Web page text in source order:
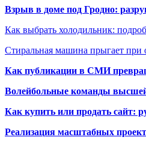
Взрыв в доме под Гродно:
Как выбрать холодильник:
Стиральная машина прыгает
Как публикации в СМИ
Волейбольные команды
Как купить или продать сайт:
Реализация масштабных